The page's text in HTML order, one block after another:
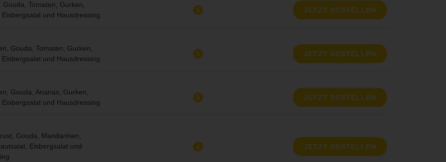
Gouda, Tomaten, Gurken,
Eisbergsalat und Hausdressing
JETZT BESTELLEN
Gouda, Tomaten, Gurken,
Eisbergsalat und Hausdressing
JETZT BESTELLEN
Gouda, Ananas, Gurken,
Eisbergsalat und Hausdressing
JETZT BESTELLEN
Gouda, Mandarinen,
Eisbergsalat und
JETZT BESTELLEN